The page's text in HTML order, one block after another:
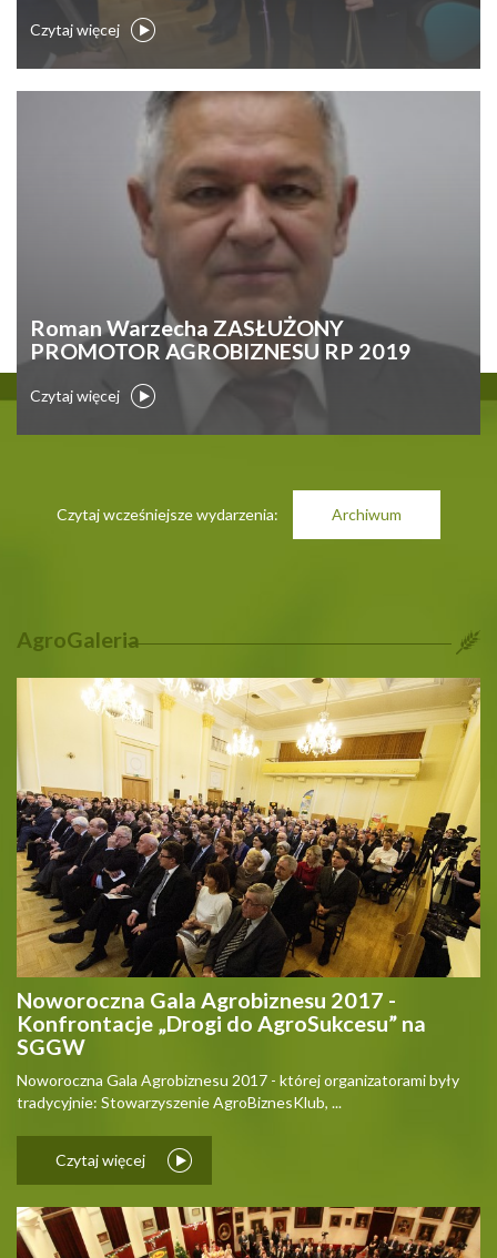
Czytaj więcej
Roman Warzecha ZASŁUŻONY
PROMOTOR AGROBIZNESU RP 2019
Czytaj więcej
Czytaj wcześniejsze wydarzenia: Archiwum
AgroGaleria
Noworoczna Gala Agrobiznesu 2017 -
Konfrontacje „Drogi do AgroSukcesu” na
SGGW
Noworoczna Gala Agrobiznesu 2017 - której organizatorami były
tradycyjnie: Stowarzyszenie AgroBiznesKlub, ...
Czytaj więcej